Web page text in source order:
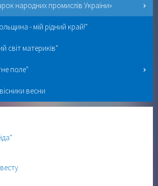
народних промислів України»
- мій рідний край!"
світ материків"
поле"
весни